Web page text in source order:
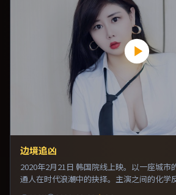
边境追凶
2020年2月21日 韩国院线上映。以一座城市
通人在时代浪潮中的抉择。主演之间的化学
张力贯穿全片。整体完成度较高，适合周末